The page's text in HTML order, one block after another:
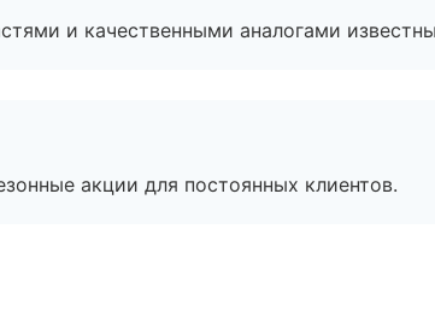
и качественными аналогами
акции для постоянных клиентов.